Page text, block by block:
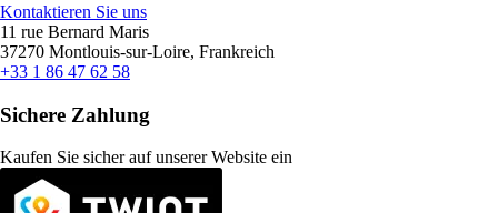
Kontaktieren Sie uns
11 rue Bernard Maris
37270 Montlouis-sur-Loire, Frankreich
+33 1 86 47 62 58
Sichere Zahlung
Kaufen Sie sicher auf unserer Website ein